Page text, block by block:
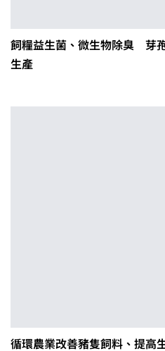
飼糧益生菌、微生物除臭 芽
生產
循環農業改善豬隻飼料、提